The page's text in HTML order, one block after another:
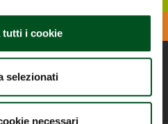
tutti i cookie
selezionati
necessari
di Agrilevante